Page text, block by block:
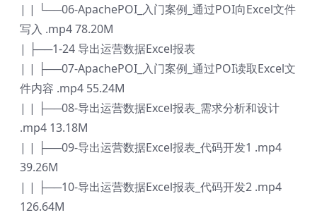
| | └──06-ApachePOI_入门案例_通过POI向Excel文件
写入 .mp4 78.20M
| ├──1-24 导出运营数据Excel报表
| | ├──07-ApachePOI_入门案例_通过POI读取Excel文
件内容 .mp4 55.24M
| | ├──08-导出运营数据Excel报表_需求分析和设计
.mp4 13.18M
| | ├──09-导出运营数据Excel报表_代码开发1 .mp4
39.26M
| | ├──10-导出运营数据Excel报表_代码开发2 .mp4
126.64M